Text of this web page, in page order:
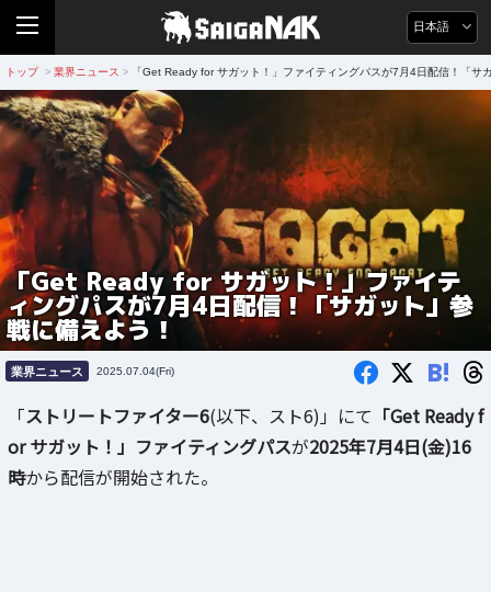
日本語
トップ > 業界ニュース > 「Get Ready for サガット！」ファイティングパスが7月4日配信！「サ
「Get Ready for サガット！」ファイテ
ィングパスが7月4日配信！「サガット」参
戦に備えよう！
業界ニュース 2025.07.04(Fri) B!
「ストリートファイター6(以下、スト6)」にて 「Get Ready f
or サガット！」ファイティングパスが2025年7月4日(金)16
時から配信が開始された。